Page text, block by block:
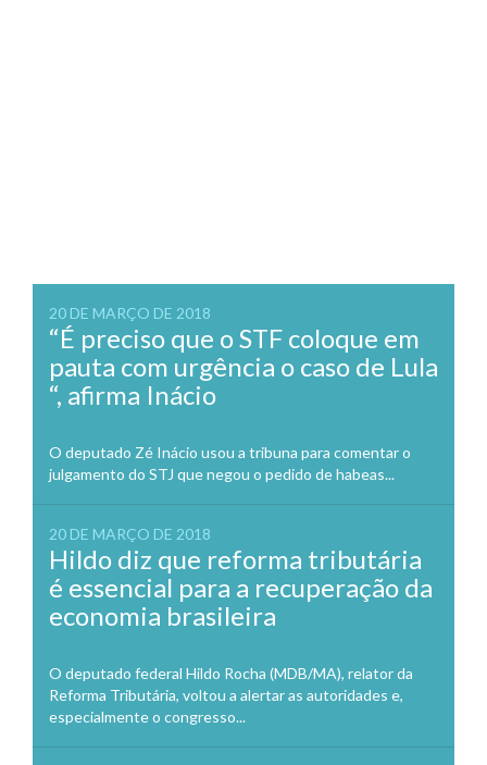
20 DE MARÇO DE 2018
“É preciso que o STF coloque em
pauta com urgência o caso de Lula
“, afirma Inácio
O deputado Zé Inácio usou a tribuna para comentar o
julgamento do STJ que negou o pedido de habeas...
20 DE MARÇO DE 2018
Hildo diz que reforma tributária
é essencial para a recuperação da
economia brasileira
O deputado federal Hildo Rocha (MDB/MA), relator da
Reforma Tributária, voltou a alertar as autoridades e,
especialmente o congresso...